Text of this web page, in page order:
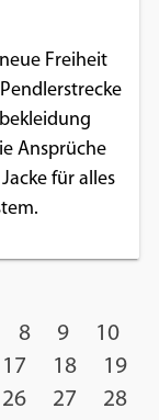
Freiheit
Ansprüche
für alles
8 9
10
17 18
19
26 27
28